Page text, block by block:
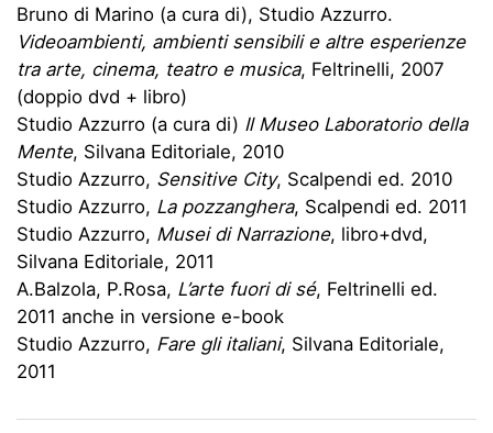
Bruno di Marino (a cura di), Studio Azzurro.
Videoambienti, ambienti sensibili e altre esperienze
tra arte, cinema, teatro e musica, Feltrinelli, 2007
(doppio dvd + libro)
Studio Azzurro (a cura di) Il Museo Laboratorio della
Mente, Silvana Editoriale, 2010
Studio Azzurro, Sensitive City, Scalpendi ed. 2010
Studio Azzurro, La pozzanghera, Scalpendi ed. 2011
Studio Azzurro, Musei di Narrazione, libro+dvd,
Silvana Editoriale, 2011
A.Balzola, P.Rosa, L’arte fuori di sé, Feltrinelli ed.
2011 anche in versione e-book
Studio Azzurro, Fare gli italiani, Silvana Editoriale,
2011